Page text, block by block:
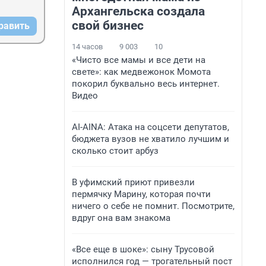
Архангельска создала
свой бизнес
14 часов 9 003 10
«Чисто все мамы и все дети на
свете»: как медвежонок Момота
покорил буквально весь интернет.
Видео
AI-AINA: Атака на соцсети депутатов,
бюджета вузов не хватило лучшим и
сколько стоит арбуз
В уфимский приют привезли
пермячку Марину, которая почти
ничего о себе не помнит. Посмотрите,
вдруг она вам знакома
«Все еще в шоке»: сыну Трусовой
исполнился год — трогательный пост